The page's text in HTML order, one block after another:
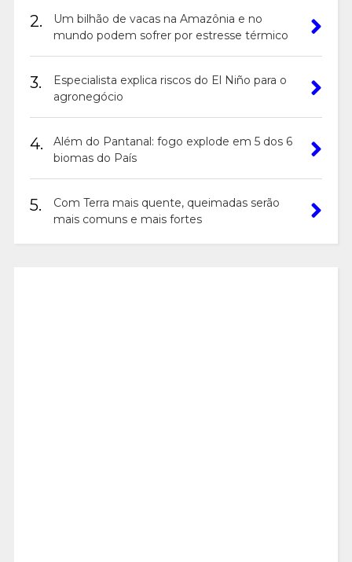
2.
Um bilhão de vacas na Amazônia e no
mundo podem sofrer por estresse térmico
3.
Especialista explica riscos do El Niño para o
agronegócio
4.
Além do Pantanal: fogo explode em 5 dos 6
biomas do País
5.
Com Terra mais quente, queimadas serão
mais comuns e mais fortes